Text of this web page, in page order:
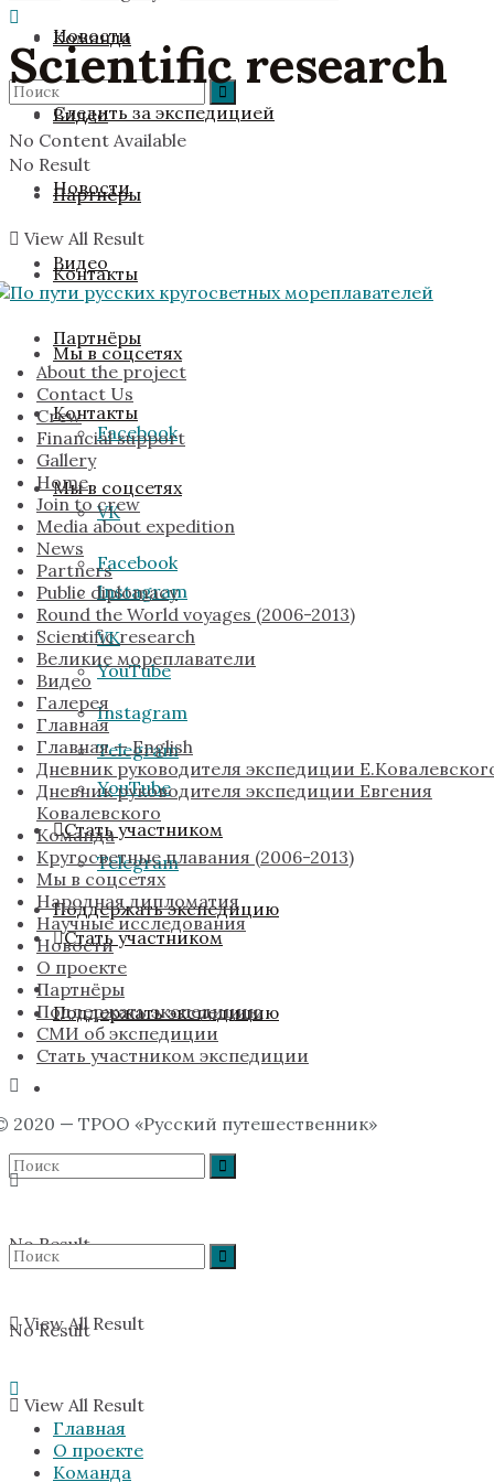
Новости
Видео
Партнёры
Контакты
Мы в соцсетях
Facebook
VK
Instagram
YouTube
Telegram
Стать участником
Поддержать экспедицию
No Result
View All Result
Команда
Следить за экспедицией
Новости
Видео
Партнёры
Контакты
Мы в соцсетях
Facebook
VK
Instagram
YouTube
Telegram
Стать участником
Поддержать экспедицию
No Result
View All Result
No Result
View All Result
Scientific research
No Content Available
About the project
Contact Us
Crew
Financial support
Gallery
Home
Join to crew
Media about expedition
News
Partners
Public diplomacy
Round the World voyages (2006-2013)
Scientific research
Великие мореплаватели
Видео
Галерея
Главная
Главная — English
Дневник руководителя экспедиции
Дневник руководителя экспедиции Евгения
Ковалевского
Команда
Кругосветные плавания (2006-2013)
Мы в соцсетях
Народная дипломатия
Научные исследования
Новости
О проекте
Партнёры
Поддержать экспедицию
СМИ об экспедиции
Стать участником экспедиции
2020 — ТРОО «Русский путешественник»
Главная
О проекте
Команда